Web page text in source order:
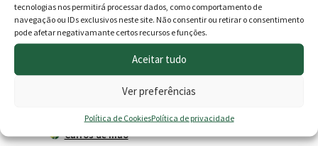
tecnologias nos permitirá processar dados, como comportamento de
navegação ou IDs exclusivos neste site. Não consentir ou retirar o consentimento
pode afetar negativamante certos recursos e funções.
Aceitar tudo
Ver preferências
Política de CookiesPolítica de privacidade
Agricultura
Horta
Adubos
Carros de mão